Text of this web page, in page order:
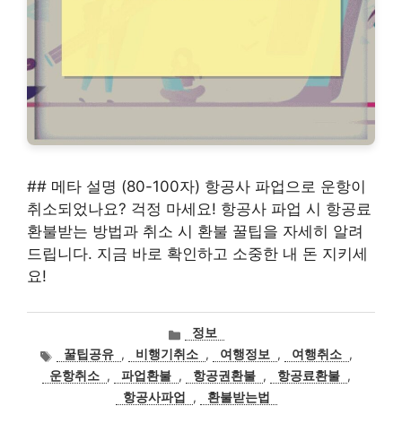
## 메타 설명 (80-100자) 항공사 파업으로 운항이
취소되었나요? 걱정 마세요! 항공사 파업 시 항공료
환불받는 방법과 취소 시 환불 꿀팁을 자세히 알려
드립니다. 지금 바로 확인하고 소중한 내 돈 지키세
요!
카
테
고
리
정보
태
그
꿀팁공유 , 비행기취소 , 여행정보 , 여행취소 ,
운항취소 , 파업환불 , 항공권환불 , 항공료환불 ,
항공사파업
, 환불받는법